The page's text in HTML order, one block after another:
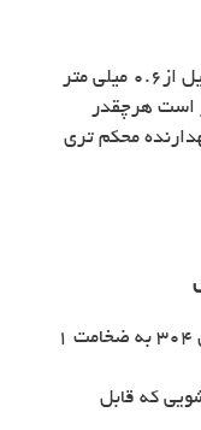
ضخامت هودهای از جنس استنلس استیل از۰.۶ میلی متر
است هرچقدر
محکم تری
۱- ساخته شده از ورق استنلس استیل ۳۰۴ به ضخامت ۱
که قابل